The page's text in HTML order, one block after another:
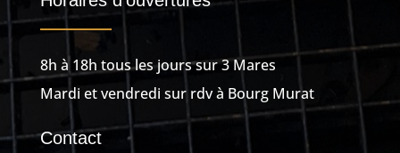
8h à 18h tous les jours sur 3 Mares
Mardi et vendredi sur rdv à Bourg Murat
Contact